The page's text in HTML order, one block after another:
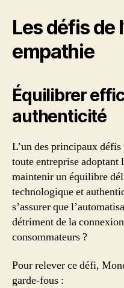
Les défis de
empathie
Équilibrer
authenticité
L’un des principaux
toute entreprise adoptant
maintenir un équilibre
technologique et
s’assurer que
détriment de la
consommateurs ?
Pour relever ce défi,
garde-fous :